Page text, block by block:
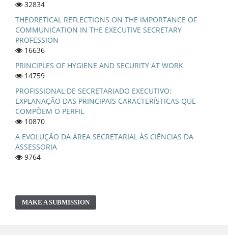
32834
THEORETICAL REFLECTIONS ON THE IMPORTANCE OF
COMMUNICATION IN THE EXECUTIVE SECRETARY
PROFESSION
16636
PRINCIPLES OF HYGIENE AND SECURITY AT WORK
14759
PROFISSIONAL DE SECRETARIADO EXECUTIVO:
EXPLANAÇÃO DAS PRINCIPAIS CARACTERÍSTICAS QUE
COMPÕEM O PERFIL
10870
A EVOLUÇÃO DA ÁREA SECRETARIAL ÀS CIÊNCIAS DA
ASSESSORIA
9764
MAKE A SUBMISSION